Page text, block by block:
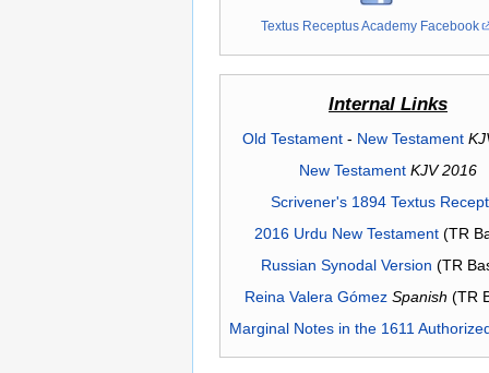
Textus Receptus Academy Facebook
Internal Links
Old Testament- New Testament
New Testament KJV 2016
Scrivener's 1894 Textus
2016 Urdu New Testament(TR
Russian Synodal Version (TR
Reina Valera Gómez Spanish (TR
Marginal Notes in the 1611